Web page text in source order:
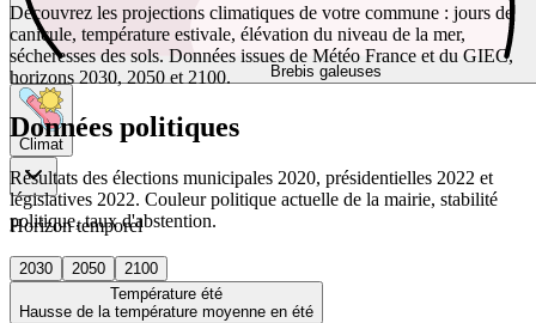
Brebis galeuses
Climat
Horizon temporel
2030 2050
2100
Température été
Hausse de la température moyenne en été
Découvrez les projections climatiques de votre commune : jours de
canicule, température estivale, élévation du niveau de la mer,
sécheresses des sols. Données issues de Météo France et du GIEC,
horizons 2030, 2050 et 2100.
Données politiques
Résultats des élections municipales 2020, présidentielles 2022 et
législatives 2022. Couleur politique actuelle de la mairie, stabilité
politique, taux d'abstention.